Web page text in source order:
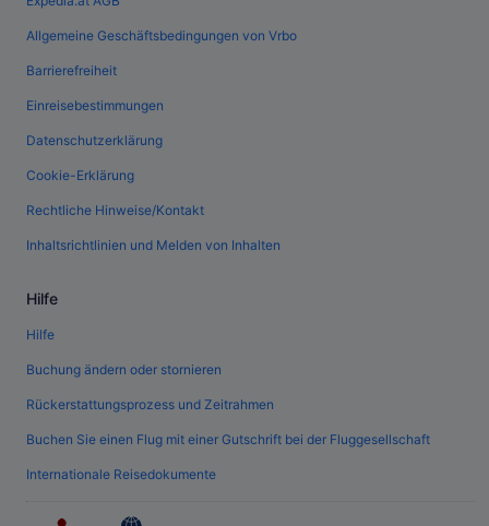
Allgemeine Geschäftsbedingungen von Vrbo
Barrierefreiheit
Einreisebestimmungen
Datenschutzerklärung
Cookie-Erklärung
Rechtliche Hinweise/Kontakt
Inhaltsrichtlinien und Melden von Inhalten
Hilfe
Hilfe
Buchung ändern oder stornieren
Rückerstattungsprozess und Zeitrahmen
Buchen Sie einen Flug mit einer Gutschrift bei der Fluggesellschaft
Internationale Reisedokumente